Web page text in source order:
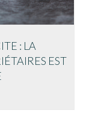
: LA
EST